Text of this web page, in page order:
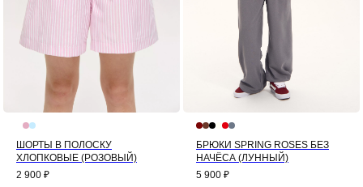
ШОРТЫ В ПОЛОСКУ
ХЛОПКОВЫЕ (РОЗОВЫЙ)
2 900 ₽
БРЮКИ SPRING ROSES БЕЗ
НАЧЁСА (ЛУННЫЙ)
5 900 ₽